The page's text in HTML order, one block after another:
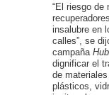
“El riesgo de
insalubre en
calles”, se
campaña Hub
dignificar el
de
plásticos,